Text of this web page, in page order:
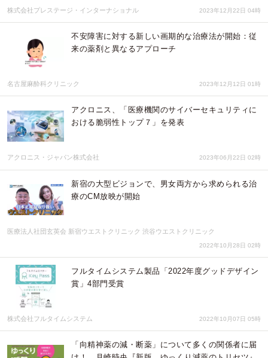
株式会社プレステージ・インターナショナル 2023年12月22日 04時
不安障害に対する新しい画期的な治療法が開始：従
来の薬剤と異なるアプローチ
名古屋麻酔科クリニック 2023年12月12日 01時
アクロニス、「医療機関のサイバーセキュリティに
おける脆弱性トップ７」を発表
アクロニス・ジャパン株式会社 2023年06月22日 02時
新宿の大型ビジョンで、男女両方から求められる治
療のCM放映が開始
医療法人社団玄英会 新宿ウエストクリニック 渋谷ウエストクリニック
2022年10月28日 02時
フルタイムシステム製品「2022年度グッドデザイン
賞」4部門受賞
株式会社フルタイムシステム 2022年10月07日 05時
「向精神薬の減・断薬」について多くの関係者に届